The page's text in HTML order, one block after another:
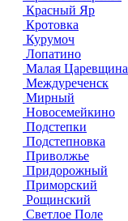
Красный Яр
Кротовка
Курумоч
Лопатино
Малая Царевщина
Междуреченск
Мирный
Новосемейкино
Подстепки
Подстепновка
Приволжье
Придорожный
Приморский
Рощинский
Светлое Поле